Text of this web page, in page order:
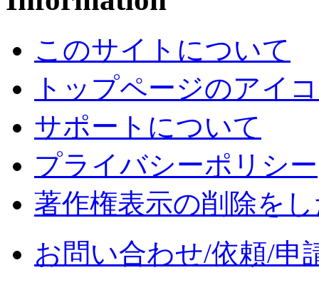
このサイトについて
トップページのアイ
サポートについて
プライバシーポリシー
著作権表示の削除を
お問い合わせ/依頼/申